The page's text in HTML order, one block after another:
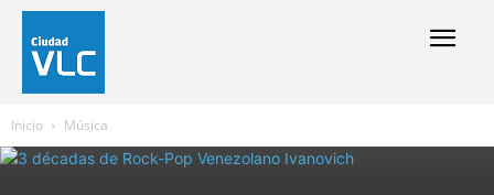
Inicio Música